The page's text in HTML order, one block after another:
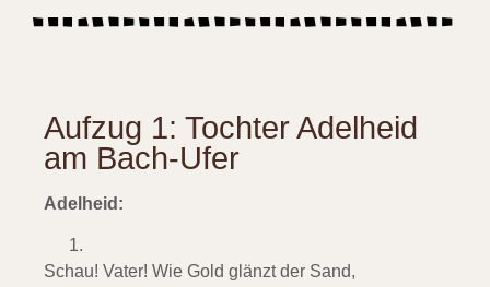
Aufzug 1: Tochter Adelheid
am Bach-Ufer
Adelheid:
Schau! Vater! Wie Gold glänzt der Sand,